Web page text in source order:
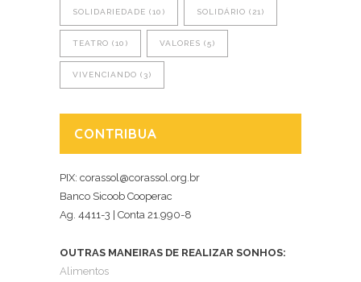
SOLIDARIEDADE (10) SOLIDÁRIO (21)
TEATRO (10) VALORES (5)
VIVENCIANDO (3)
CONTRIBUA
PIX: corassol@corassol.org.br
Banco Sicoob Cooperac
Ag. 4411-3 | Conta 21.990-8
OUTRAS MANEIRAS DE REALIZAR SONHOS:
Alimentos